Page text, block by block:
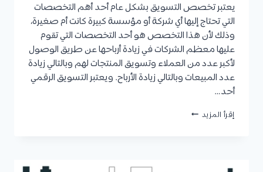
يعتبر تخصص التسويق بشكل عام أحد أهم التخصصات
التي تحتاج إليها أي شركة أو مؤسسة كبيرة كانت أم صغيرة،
وذلك لأن هذا التخصص هو أحد التخصصات التي تقوم
عليها معظم الشركات في زيادة أرباحها عن طريق الوصول
لأكبر عدد من العملاء وتسويق المنتجات لهم وبالتالي زيادة
عدد المبيعات وبالتالي زيادة الأرباح. ويعتبر التسويق الرقمي
أحد…
إقرأ المزيد التسويق